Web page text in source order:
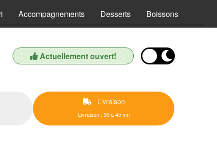
Accompagnements Desserts Boissons
Actuellement ouvert!
Livraison
Livraison : 30 à 45 mn